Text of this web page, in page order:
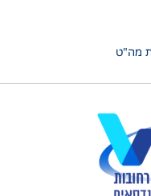
מה"ט